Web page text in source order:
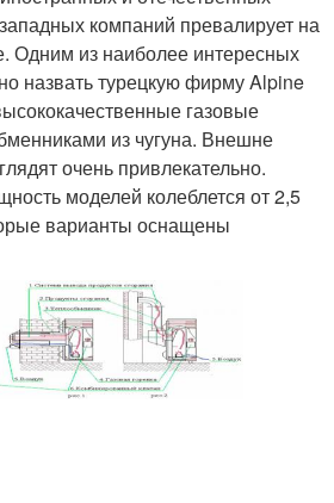
компаний превалирует на
Одним из наиболее интересных
назвать турецкую фирму Alpine
газовые
из чугуна. Внешне
очень привлекательно.
моделей колеблется от 2,5
варианты оснащены